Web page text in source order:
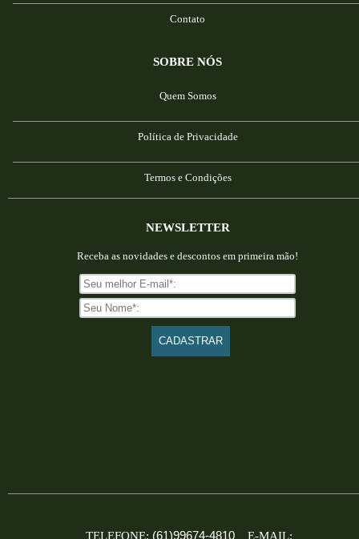
Contato
SOBRE NÓS
Quem Somos
Política de Privacidade
Termos e Condições
NEWSLETTER
Receba as novidades e descontos em primeira mão!
TELEFONE: (61)99674-4810 E-MAIL: